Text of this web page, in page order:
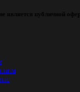
является публичной